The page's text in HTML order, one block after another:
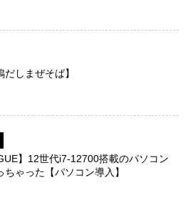
しまぜそば】
】12世代i7-12700搭載のパソコン
ちゃった【パソコン導入】